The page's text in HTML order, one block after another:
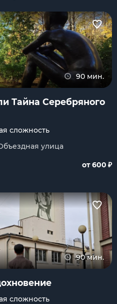
90 мин.
Тайна Серебряного
сложность
улица
от 600 ₽
90 мин.
сложность